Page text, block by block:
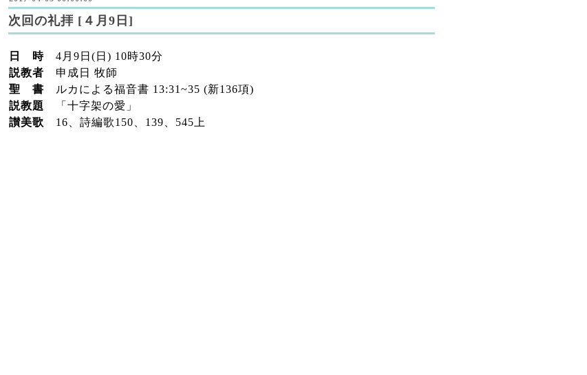
次回の礼拝 [４月9日]
日 時 4月9日(日) 10時30分
説教者 申成日 牧師
聖 書 ルカによる福音書 13:31~35 (新136項)
説教題
「十字架の愛」
讃美歌 16、詩編歌150、139 、545上